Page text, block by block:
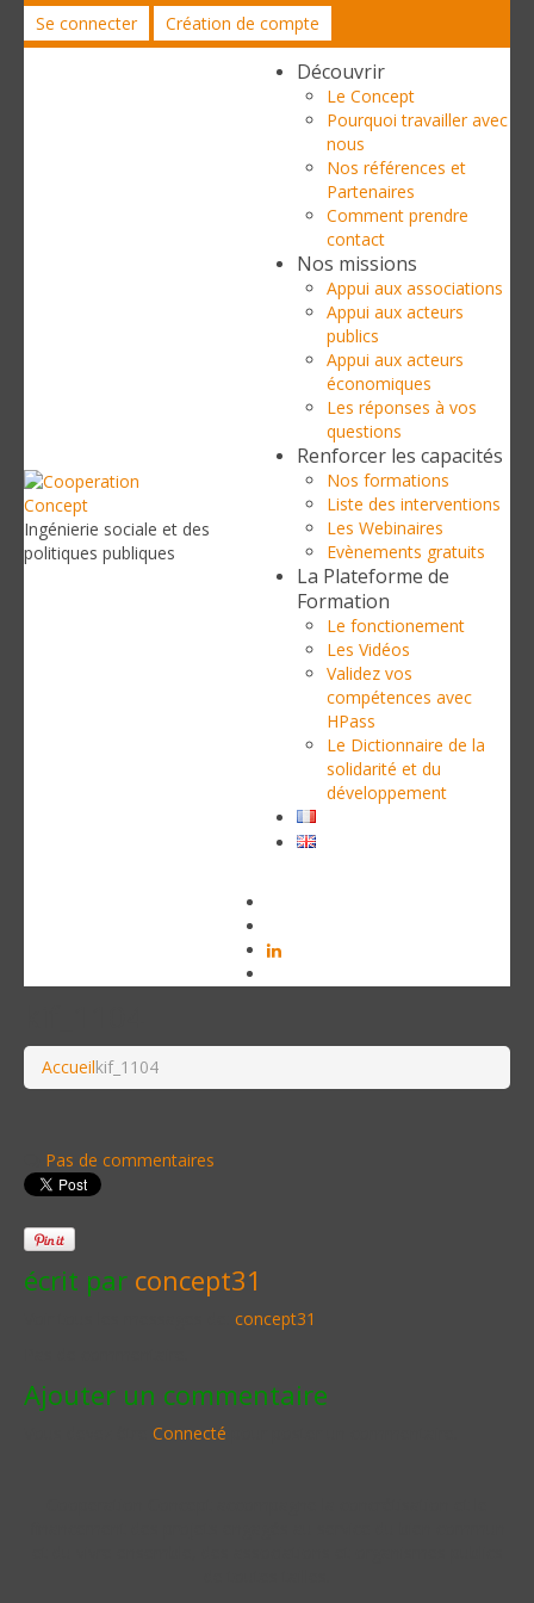
Se connecter Création de compte
Ingénierie sociale et des
politiques publiques
Découvrir
Le Concept
Pourquoi travailler avec
nous
Nos références et
Partenaires
Comment prendre
contact
Nos missions
Appui aux associations
Appui aux acteurs
publics
Appui aux acteurs
économiques
Les réponses à vos
questions
Renforcer les capacités
Nos formations
Liste des interventions
Les Webinaires
Evènements gratuits
La Plateforme de
Formation
Le fonctionement
Les Vidéos
Validez vos
compétences avec
HPass
Le Dictionnaire de la
solidarité et du
développement
Accueilkif_1104
Pas de commentaires
écrit par concept31
concept31
Ajouter un commentaire
Connecté